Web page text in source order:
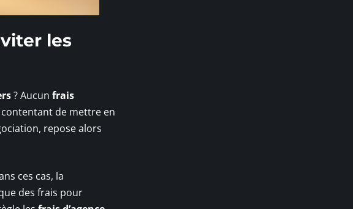
les
? Aucun frais
de mettre en
repose alors
ces cas, la
des frais pour